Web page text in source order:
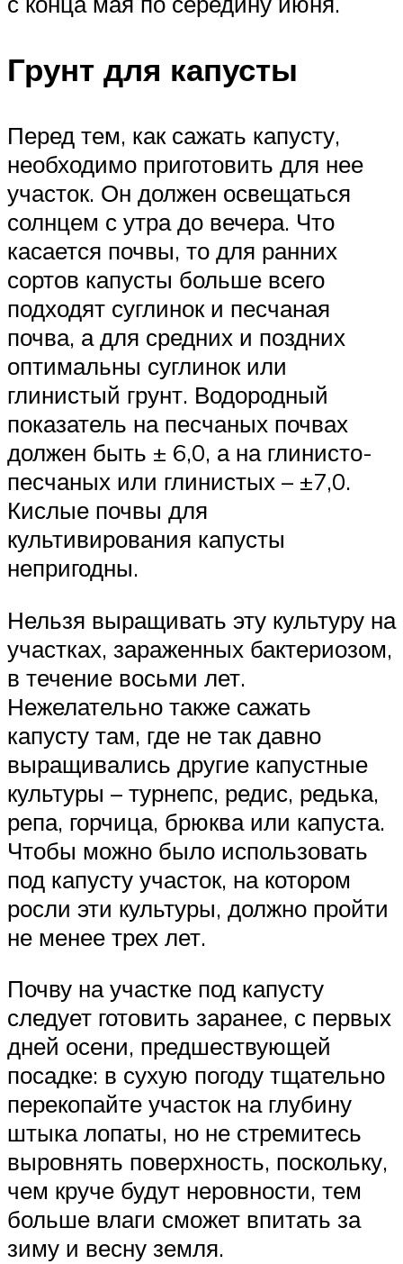
Грунт для капусты
Перед тем, как сажать капусту,
необходимо приготовить для нее
участок. Он должен освещаться
солнцем с утра до вечера. Что
касается почвы, то для ранних
сортов капусты больше всего
подходят суглинок и песчаная
почва, а для средних и поздних
оптимальны суглинок или
глинистый грунт. Водородный
показатель на песчаных почвах
должен быть ± 6,0, а на глинисто-
песчаных или глинистых – ±7,0.
Кислые почвы для
культивирования капусты
непригодны.
Нельзя выращивать эту культуру на
участках, зараженных бактериозом,
в течение восьми лет.
Нежелательно также сажать
капусту там, где не так давно
выращивались другие капустные
культуры – турнепс, редис, редька,
репа, горчица, брюква или капуста.
Чтобы можно было использовать
под капусту участок, на котором
росли эти культуры, должно пройти
не менее трех лет.
Почву на участке под капусту
следует готовить заранее, с первых
дней осени, предшествующей
посадке: в сухую погоду тщательно
перекопайте участок на глубину
штыка лопаты, но не стремитесь
выровнять поверхность, поскольку,
чем круче будут неровности, тем
больше влаги сможет впитать за
зиму и весну земля.